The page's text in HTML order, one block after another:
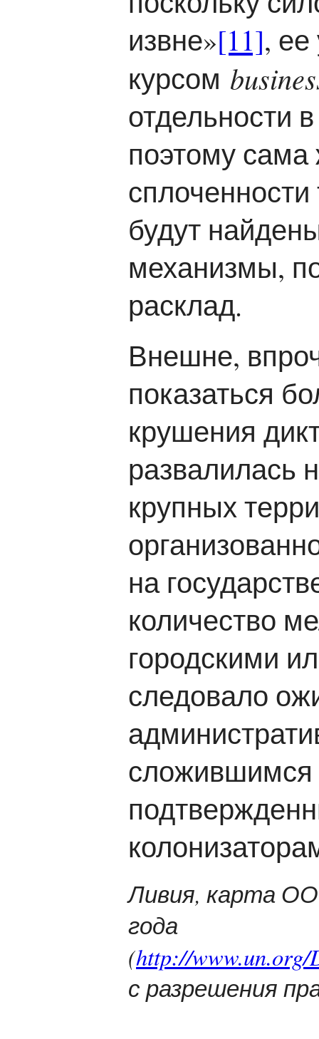
извне»[11], ее
курсом
отдельности
поэтому сама
сплоченности
будут
механизмы,
расклад.
Внешне,
показаться
крушения
развалилась
крупных
на
количество
городскими
следовало
сложившимся
Ливия, карта
года
(http://
с разрешения